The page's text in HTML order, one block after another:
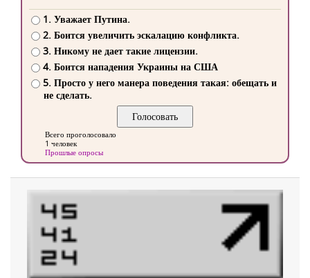
1. Уважает Путина.
2. Боится увеличить эскалацию конфликта.
3. Никому не дает такие лицензии.
4. Боится нападения Украины на США
5. Просто у него манера поведения такая: обещать и
не сделать.
Всего проголосовало
1 человек
Прошлые опросы